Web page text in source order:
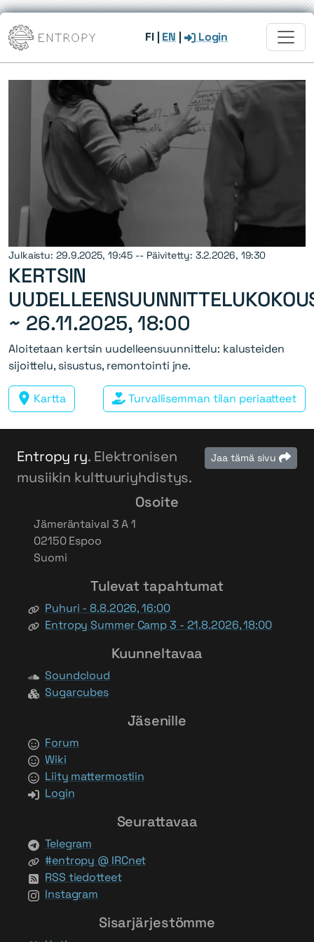
FI| EN | Login
Julkaistu: 29.9.2025, 19:45 -- Päivitetty: 3.2.2026, 19:30
KERTSIN
~ 26.11.2025, 18:00
Aloitetaan kertsin uudelleensuunnittelu: kalusteiden
sijoittelu, sisustus, remontointi jne.
Kartta Turvallisemman tilan periaatteet
Jaa tämä sivu
Entropy ry. Elektronisen
musiikin kulttuuriyhdistys.
Osoite
Jämeräntaival 3 A 1
02150 Espoo
Suomi
Tulevat tapahtumat
Puhuri - 8.8.2026, 16:00
Entropy Summer Camp 3 - 21.8.2026, 18:00
Kuunneltavaa
Soundcloud
Sugarcubes
Jäsenille
Forum
Wiki
Liity mattermostiin
Login
Seurattavaa
Telegram
#entropy @ IRCnet
RSS tiedotteet
Instagram
Sisarjärjestömme